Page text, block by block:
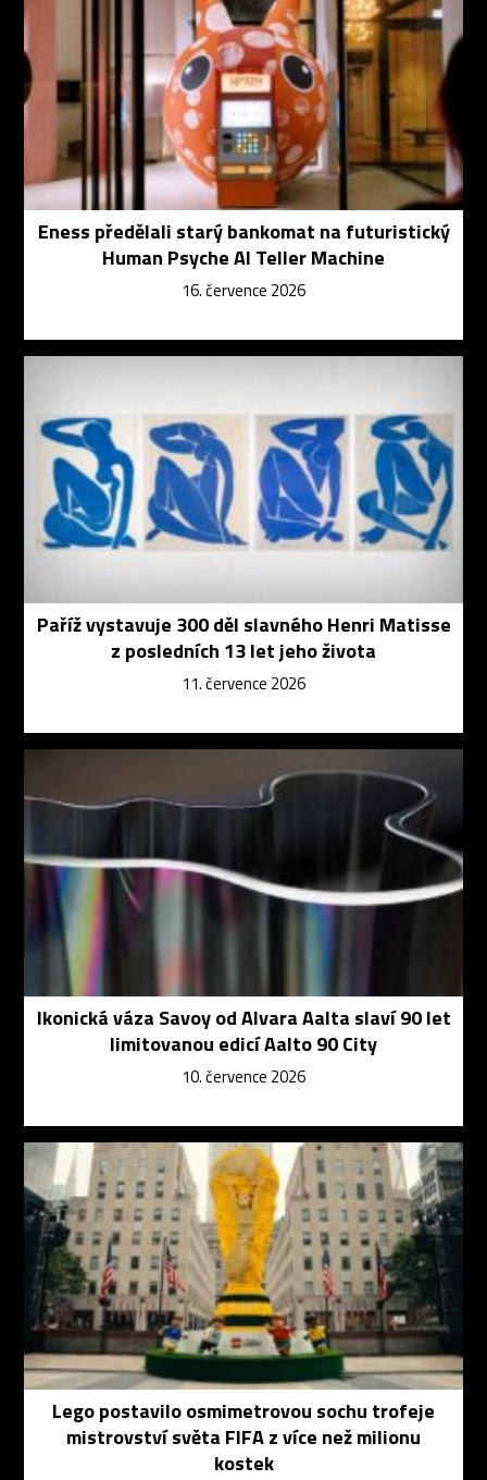
Eness předělali starý bankomat na futuristický
Human Psyche AI Teller Machine
16. července 2026
Paříž vystavuje 300 děl slavného Henri Matisse
z posledních 13 let jeho života
11. července 2026
Ikonická váza Savoy od Alvara Aalta slaví 90 let
limitovanou edicí Aalto 90 City
10. července 2026
Lego postavilo osmimetrovou sochu trofeje
mistrovství světa FIFA z více než milionu
kostek